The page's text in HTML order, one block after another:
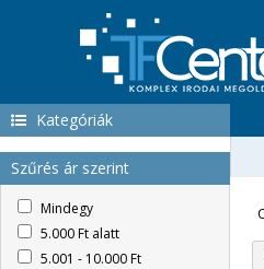
Kategóriák
Szűrés ár szerint
Mindegy
5.000 Ft alatt
5.001 - 10.000 Ft